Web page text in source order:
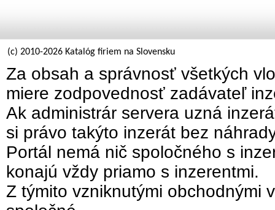
(c) 2010-2026 Katalóg firiem na Slovensku
Za obsah a správnosť všetkých
miere zodpovednosť zadávateľ
Ak administrár servera uzná
si právo takýto inzerát bez
Portál nemá nič spoločného s
konajú vždy priamo s inzerentmi.
Z týmito vzniknutými obchodnými